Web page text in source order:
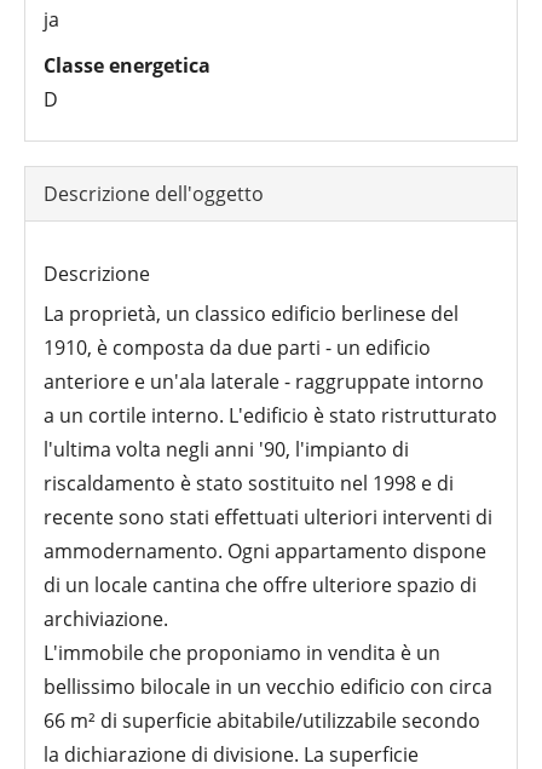
ja
Classe energetica
D
Descrizione dell'oggetto
Descrizione
La proprietà, un classico edificio berlinese del
1910, è composta da due parti - un edificio
anteriore e un'ala laterale - raggruppate intorno
a un cortile interno. L'edificio è stato ristrutturato
l'ultima volta negli anni '90, l'impianto di
riscaldamento è stato sostituito nel 1998 e di
recente sono stati effettuati ulteriori interventi di
ammodernamento. Ogni appartamento dispone
di un locale cantina che offre ulteriore spazio di
archiviazione.
L'immobile che proponiamo in vendita è un
bellissimo bilocale in un vecchio edificio con circa
66 m² di superficie abitabile/utilizzabile secondo
la dichiarazione di divisione. La superficie